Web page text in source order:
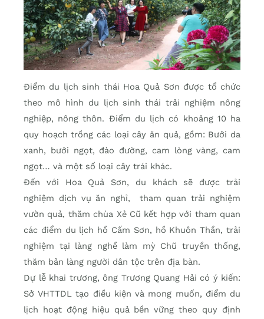
Điểm du lịch sinh thái Hoa Quả Sơn được tổ chức
theo mô hình du lịch sinh thái trải nghiệm nông
nghiệp, nông thôn. Điểm du lịch có khoảng 10 ha
quy hoạch trồng các loại cây ăn quả, gồm: Bưởi da
xanh, bưởi ngọt, đào đường, cam lòng vàng, cam
ngọt… và một số loại cây trái khác.
Đến với Hoa Quả Sơn, du khách sẽ được trải
nghiệm dịch vụ ăn nghỉ, tham quan trải nghiệm
vườn quả, thăm chùa Xẻ Cũ kết hợp với tham quan
các điểm du lịch hồ Cấm Sơn, hồ Khuôn Thần, trải
nghiệm tại làng nghề làm mỳ Chũ truyền thống,
thăm bản làng người dân tộc trên địa bàn.
Dự lễ khai trương, ông Trương Quang Hải có ý kiến:
Sở VHTTDL tạo điều kiện và mong muốn, điểm du
lịch hoạt động hiệu quả bền vững theo quy định